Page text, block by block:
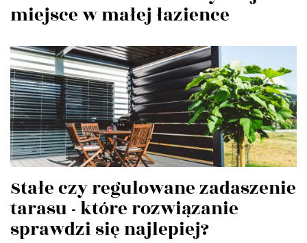
miejsce w małej łazience
Stałe czy regulowane zadaszenie
tarasu - które rozwiązanie
sprawdzi się najlepiej?